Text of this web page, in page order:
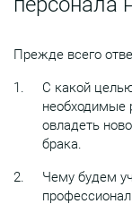
Прежде всего
С какой
необходимые
овладеть
брака.
Чему будем